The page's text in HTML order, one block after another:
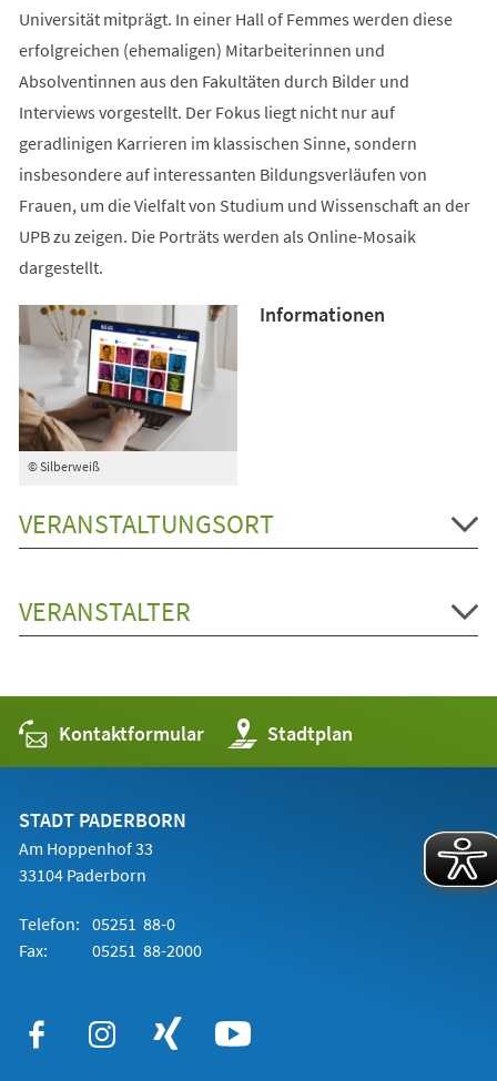
Universität mitprägt. In einer Hall of Femmes werden diese
erfolgreichen (ehemaligen) Mitarbeiterinnen und
Absolventinnen aus den Fakultäten durch Bilder und
Interviews vorgestellt. Der Fokus liegt nicht nur auf
geradlinigen Karrieren im klassischen Sinne, sondern
insbesondere auf interessanten Bildungsverläufen von
Frauen, um die Vielfalt von Studium und Wissenschaft an der
UPB zu zeigen. Die Porträts werden als Online-Mosaik
dargestellt.
© Silberweiß
Informationen
VERANSTALTUNGSORT
VERANSTALTER
Kontaktformular Stadtplan
(Öffnet
in
einem
STADT PADERBORN
Am Hoppenhof 33
33104 Paderborn
Telefon: 05251 88-0
Fax:
05251 88-2000